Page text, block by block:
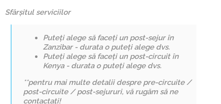
Sfârșitul serviciilor
Puteți alege să faceți un post-sejur în
Zanzibar - durata o puteți alege dvs.
Puteți alege să faceți un post-circuit în
Kenya - durata o puteți alege dvs.
**pentru mai multe detalii despre pre-circuite /
post-circuite / post-sejururi, vă rugăm să ne
contactați!